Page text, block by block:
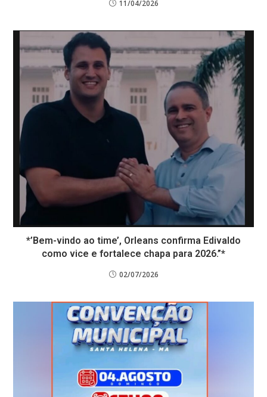
11/04/2026
*’Bem-vindo ao time’, Orleans confirma Edivaldo
como vice e fortalece chapa para 2026.”*
02/07/2026